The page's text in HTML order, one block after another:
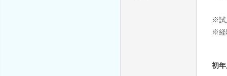
※試
※経
初